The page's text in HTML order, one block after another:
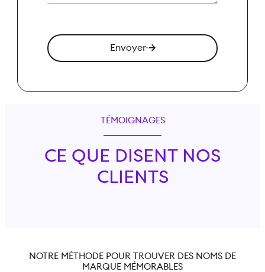
Envoyer
TÉMOIGNAGES
CE QUE DISENT NOS
CLIENTS
NOTRE MÉTHODE POUR TROUVER DES NOMS DE
MARQUE MÉMORABLES